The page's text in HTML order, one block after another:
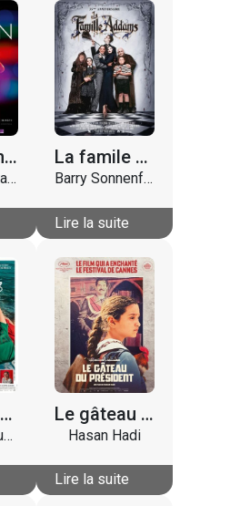
Woman and child
Saeed Roustaee
La famile Addams
Barry Sonnenfeld
Lire la suite
Les Immortelles
Caroline Deruas Peano
Le gâteau du Président
Hasan Hadi
Lire la suite